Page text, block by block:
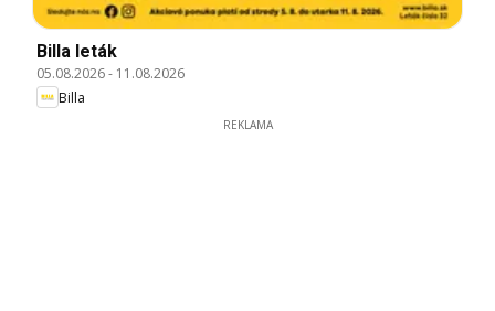
Billa leták
05.08.2026- 11.08.2026
Billa
REKLAMA